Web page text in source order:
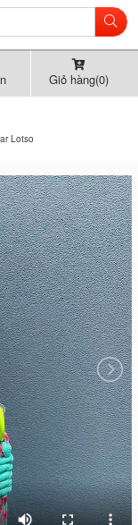
Giỏ hàng(0)
Lotso